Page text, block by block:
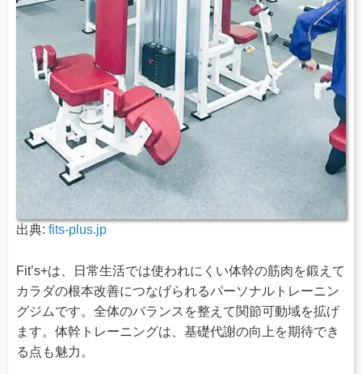
出典: fits-plus.jp
Fit’s+は、日常生活では使われにくい体幹の筋肉を鍛えて
カラダの根本改善につなげられるパーソナルトレーニン
グジムです。全体のバランスを整えて関節可動域を拡げ
ます。体幹トレーニングは、基礎代謝の向上を期待でき
る点も魅力。